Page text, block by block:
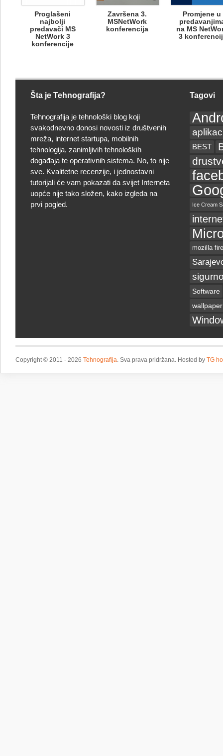
Proglašeni
najbolji
predavači MS
NetWork 3
konferencije
Završena 3.
MSNetWork
konferencija
Promjene u
na MS
3
Šta je Tehnografija?
Tehnografija je tehnološki blog koji
svakodnevno donosi novosti iz društvenih
mreža, internet startupa, mobilnih
tehnologija, zanimljivih tehnoloških
događaja te operativnih sistema. No, to nije
sve. Kvalitetne recenzije, i jednostavni
tutorijali će vam pokazati da svijet Interneta
uopće nije tako složen, kako izgleda na
prvi pogled.
Tagovi
BEST
Ice Cream
mozilla
Software
wallpaper
Copyright © 2011 - 2026 Tehnografija. Sva prava pridržana. Hosted by TG